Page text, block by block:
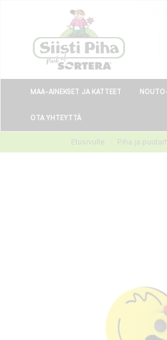
MAA-AINEKSET JA KATTEET
OTA YHTEYTTÄ
Etusivulle Piha ja